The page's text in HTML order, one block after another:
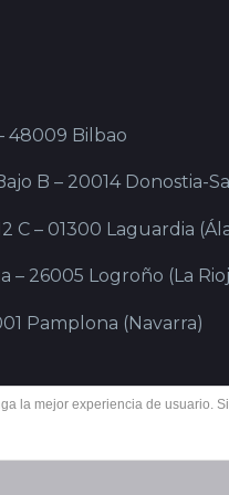
48009 Bilbao
B – 20014 Donostia-
C – 01300 Laguardia
– 26005 Logroño (La
Pamplona (Navarra)
la mejor experiencia de